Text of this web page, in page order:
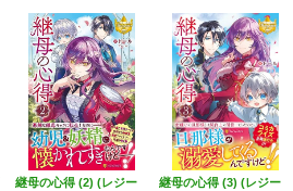
継母の心得 (2) (レジー
継母の心得 (3) (レジー